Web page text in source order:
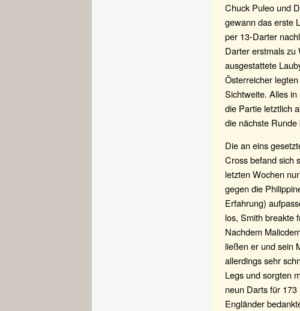
Chuck Puleo und
gewann das erste
per 13-Darter
Darter erstmals zu
ausgestattete
Österreicher
Sichtweite. Alles
die Partie letztlich
die nächste Runde
Die an eins
Cross befand sich
letzten Wochen
gegen die
Erfahrung)
los, Smith breakte
Nachdem
ließen er und sein
allerdings sehr
Legs und sorgten
neun Darts für
Engländer